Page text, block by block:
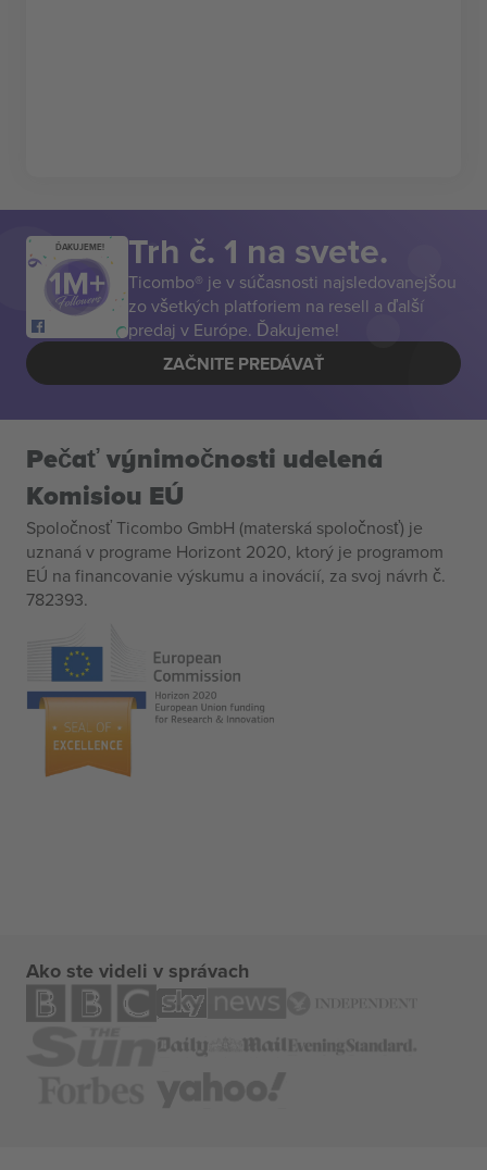
ĎAKUJEME! Trh č. 1 na svete.
Ticombo® je v súčasnosti najsledovanejšou
zo všetkých platforiem na resell a ďalší
predaj v Európe. Ďakujeme!
ZAČNITE PREDÁVAŤ
Pečať výnimočnosti udelená
Komisiou EÚ
Spoločnosť Ticombo GmbH (materská spoločnosť) je
uznaná v programe Horizont 2020, ktorý je programom
EÚ na financovanie výskumu a inovácií, za svoj návrh č.
782393.
Ako ste videli v správach